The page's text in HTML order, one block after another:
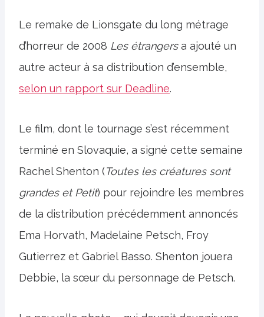
Le remake de Lionsgate du long métrage
d’horreur de 2008 Les étrangersa ajouté un
autre acteur à sa distribution d’ensemble,
selon un rapport sur Deadline.
Le film, dont le tournage s’est récemment
terminé en Slovaquie, a signé cette semaine
Rachel Shenton (Toutes les créatures sont
grandes et Petit) pour rejoindre les membres
de la distribution précédemment annoncés
Ema Horvath, Madelaine Petsch, Froy
Gutierrez et Gabriel Basso. Shenton jouera
Debbie, la sœur du personnage de Petsch.